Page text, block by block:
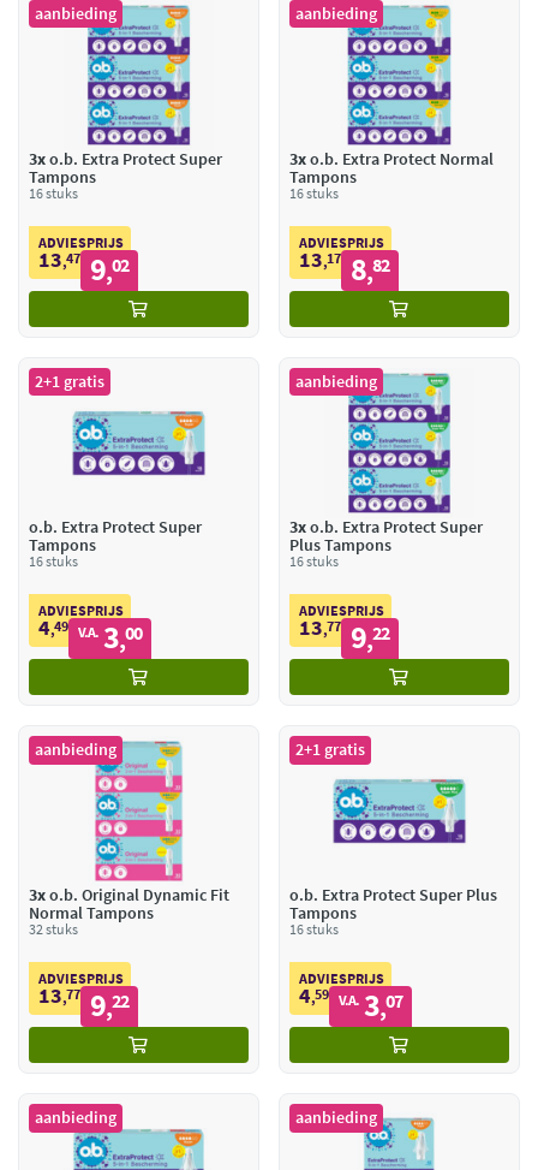
aanbieding
3xo.b. Extra Protect Super
Tampons
16 stuks
ADVIESPRIJS
13,47 9,02
aanbieding
3xo.b. Extra Protect Normal
Tampons
16 stuks
ADVIESPRIJS
13,17 8,82
2+1 gratis
o.b. Extra Protect Super
Tampons
16 stuks
ADVIESPRIJS
4,49 V.A. 3,00
aanbieding
3xo.b. Extra Protect Super
Plus Tampons
16 stuks
ADVIESPRIJS
13,77 9,22
aanbieding
3xo.b. Original Dynamic Fit
Normal Tampons
32 stuks
ADVIESPRIJS
13,77 9,22
2+1 gratis
o.b. Extra Protect Super Plus
Tampons
16 stuks
ADVIESPRIJS
4,59 V.A. 3,07
aanbieding aanbieding